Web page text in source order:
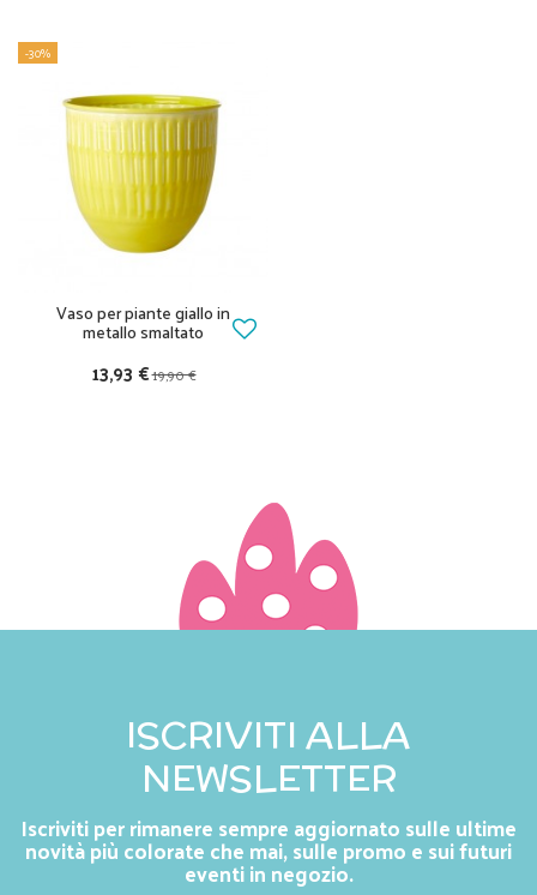
-30%
Vaso per piante giallo in
metallo smaltato
13,93 €19,90 €
ISCRIVITI ALLA
NEWSLETTER
Iscriviti per rimanere sempre aggiornato sulle ultime
novità più colorate che mai, sulle promo e sui futuri
eventi in negozio.